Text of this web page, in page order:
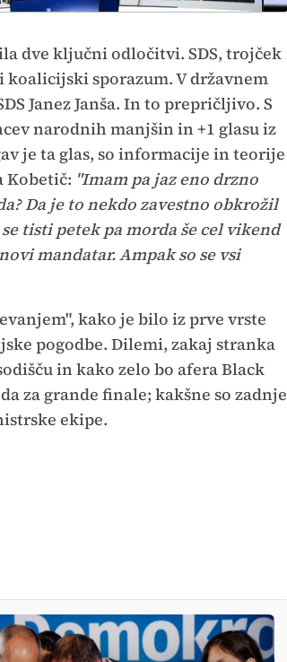
dve ključni odločitvi. SDS, trojček
sporazum. V državnem
Janez Janša. In to prepričljivo. S
narodnih manjšin in +1 glasu iz
je ta glas, so informacije in teorije
Kobetič: "Imam pa jaz eno drzno
Da je to nekdo zavestno obkrožil
tisti petek pa morda še cel vikend
mandatar. Ampak so se vsi
kako je bilo iz prve vrste
pogodbe. Dilemi, zakaj stranka
in kako zelo bo afera Black
za grande finale; kakšne so zadnje
ekipe.